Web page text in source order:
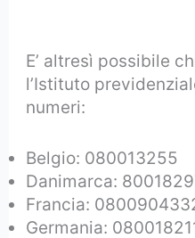
E’ altresì possibile
l’Istituto
numeri:
Belgio: 080013255
Danimarca:
Francia:
Germania: